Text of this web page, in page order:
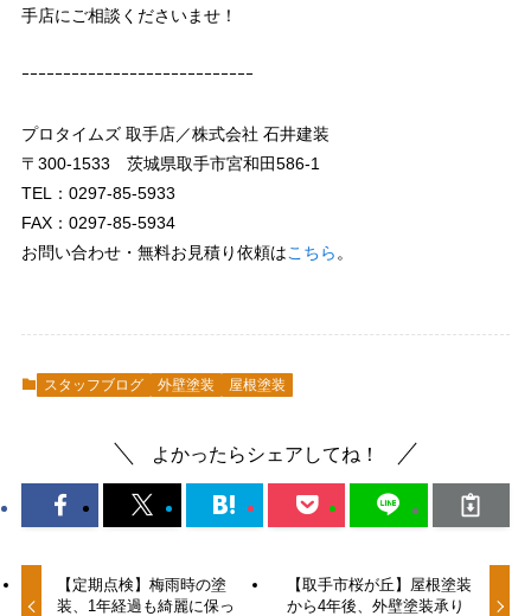
手店にご相談くださいませ！
ｰｰｰｰｰｰｰｰｰｰｰｰｰｰｰｰｰｰｰｰｰｰｰｰｰｰｰｰ
プロタイムズ 取手店／株式会社 石井建装
〒300-1533 茨城県取手市宮和田586-1
TEL：0297-85-5933
FAX：0297-85-5934
お問い合わせ・無料お見積り依頼はこちら 。
スタッフブログ 外壁塗装 屋根塗装
よかったらシェアしてね！
【定期点検】梅雨時の塗
装、1年経過も綺麗に保っ
【取手市桜が丘】屋根塗装
から4年後、外壁塗装承り